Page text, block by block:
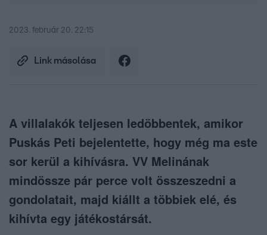
2023. február 20. 22:15
Link másolása
A villalakók teljesen ledöbbentek, amikor
Puskás Peti bejelentette, hogy még ma este
sor kerül a kihívásra. VV Melinának
mindössze pár perce volt összeszedni a
gondolatait, majd kiállt a többiek elé, és
kihívta egy játékostársát.